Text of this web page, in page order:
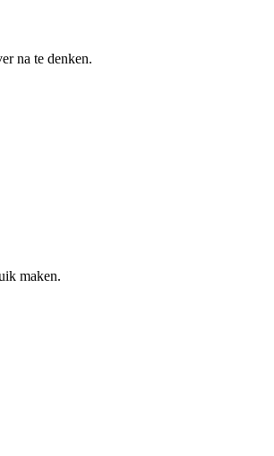
na te denken.
maken.